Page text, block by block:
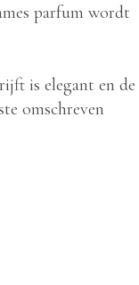
parfum wordt
is elegant en de
omschreven